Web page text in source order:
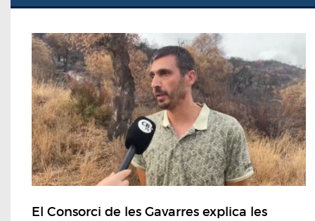
El Consorci de les Gavarres explica les